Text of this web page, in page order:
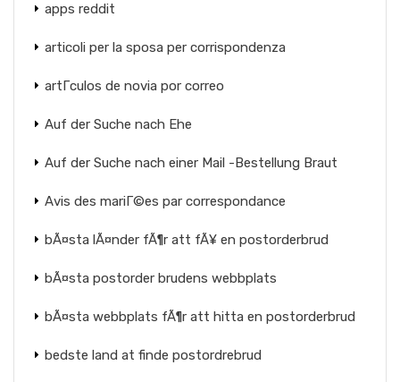
apps reddit
articoli per la sposa per corrispondenza
artГ­culos de novia por correo
Auf der Suche nach Ehe
Auf der Suche nach einer Mail -Bestellung Braut
Avis des mariГ©es par correspondance
bÃ¤sta lÃ¤nder fÃ¶r att fÃ¥ en postorderbrud
bÃ¤sta postorder brudens webbplats
bÃ¤sta webbplats fÃ¶r att hitta en postorderbrud
bedste land at finde postordrebrud